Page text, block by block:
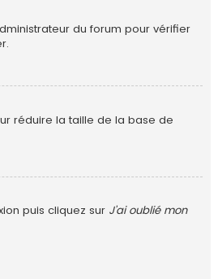
du forum pour vérifier
réduire la taille de la base de
puis cliquez sur J’ai oublié mon